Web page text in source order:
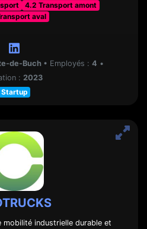
4.2 Transport amont
aval
de-Buch • Employés : 4 •
: 2023
Startup
mobilité industrielle durable et